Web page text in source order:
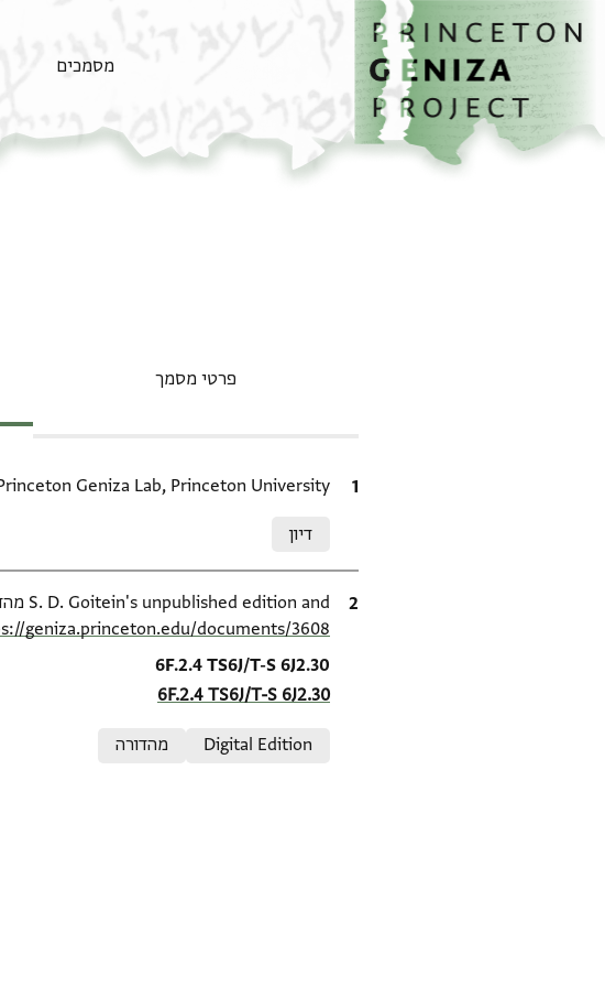
דילוג לתוכן
דף הבית
מסמכים
פרטי מסמך
ציטוט
Geniza Lab, Princeton University.
דיון
ציטוט
geniza.princeton.edu/documents/3608/
Location in source
6F.2.4 TS6J/T-S 6J2.30
6F.2.4 TS6J/T-S 6J2.30
Digital Edition
מהדורה